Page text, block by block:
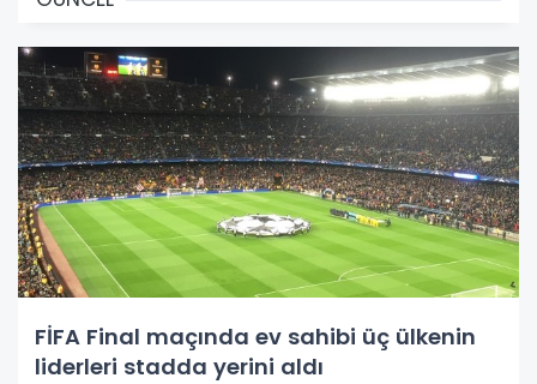
FİFA Final maçında ev sahibi üç ülkenin
liderleri stadda yerini aldı